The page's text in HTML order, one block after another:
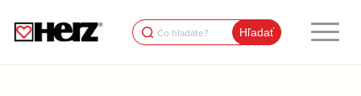
Search
for: